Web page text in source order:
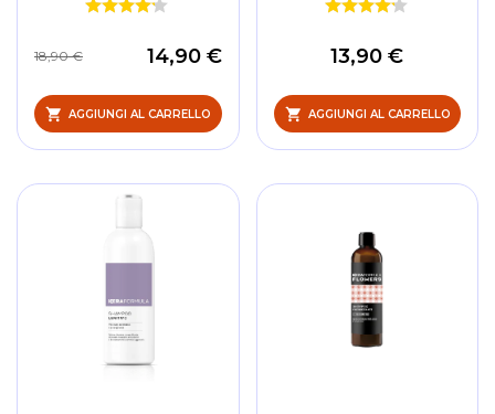
14,90 €
18,90 €
AGGIUNGI AL CARRELLO
13,90 €
AGGIUNGI AL CARRELLO